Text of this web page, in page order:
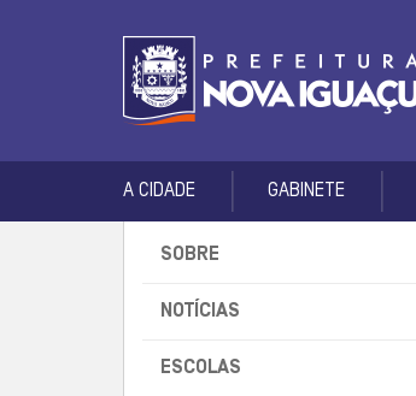
A CIDADE GABINETE
SOBRE
NOTÍCIAS
ESCOLAS